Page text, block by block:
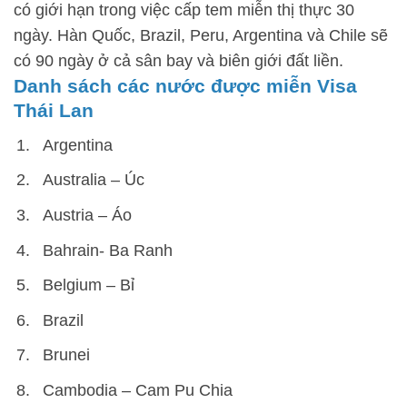
có giới hạn trong việc cấp tem miễn thị thực 30
ngày. Hàn Quốc, Brazil, Peru, Argentina và Chile sẽ
có 90 ngày ở cả sân bay và biên giới đất liền.
Danh sách các nước được miễn Visa
Thái Lan
Argentina
Australia – Úc
Austria – Áo
Bahrain- Ba Ranh
Belgium – Bỉ
Brazil
Brunei
Cambodia – Cam Pu Chia